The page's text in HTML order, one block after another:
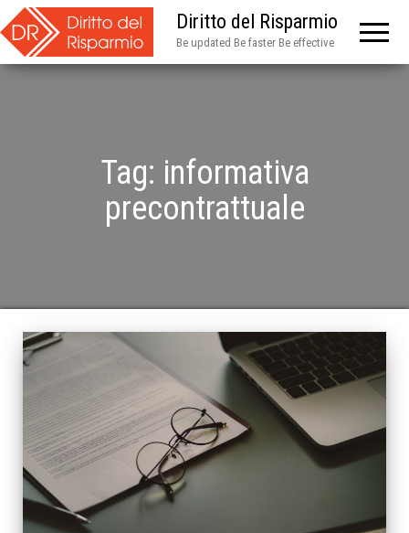
Diritto del Risparmio
Be updated Be faster Be effective
Tag: informativa
precontrattuale